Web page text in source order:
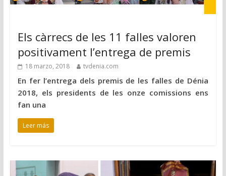
Els càrrecs de les 11 falles valoren
positivament l’entrega de premis
18 marzo, 2018 tvdenia.com
En fer l’entrega dels premis de les falles de Dénia
2018, els presidents de les onze comissions ens
fan una
Leer más